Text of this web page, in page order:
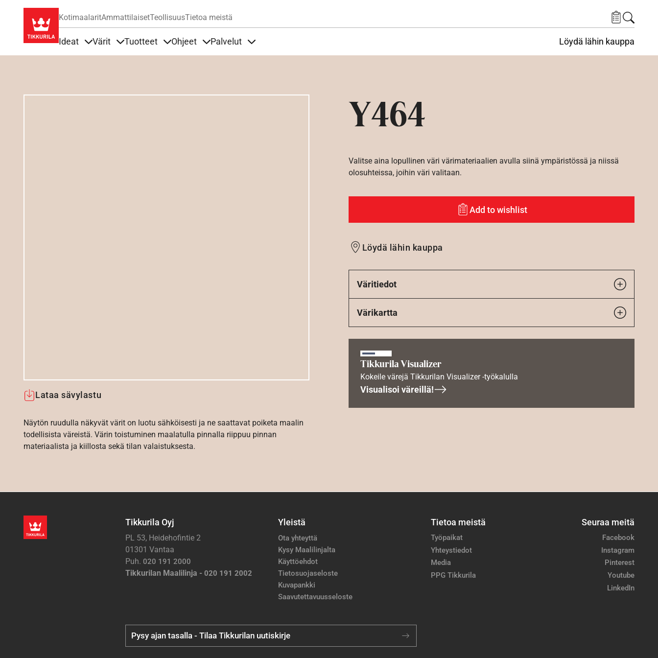
KotimaalaritAmmattilaisetTeollisuusTietoa meistä
Ideat Värit Tuotteet Ohjeet Palvelut Löydä lähin kauppa
Y464
Lataa sävylastu
Näytön ruudulla näkyvät värit on luotu sähköisesti ja ne saattavat poiketa maalin
todellisista väreistä. Värin toistuminen maalatulla pinnalla riippuu pinnan
materiaalista ja kiillosta sekä tilan valaistuksesta.
Valitse aina lopullinen väri värimateriaalien avulla siinä ympäristössä ja niissä
olosuhteissa, joihin väri valitaan.
Add to wishlist
Löydä lähin kauppa
Väritiedot
Värikartta
Tikkurila Visualizer
Kokeile värejä Tikkurilan Visualizer -työkalulla
Visualisoi väreillä!
Tikkurila Oyj
PL 53, Heidehofintie 2
01301 Vantaa
Puh. 020 191 2000
Tikkurilan Maalilinja - 020 191 2002
Yleistä
Ota yhteyttä
Kysy Maalilinjalta
Käyttöehdot
Tietosuojaseloste
Kuvapankki
Saavutettavuusseloste
Tietoa meistä
Työpaikat
Yhteystiedot
Media
PPG Tikkurila
Seuraa meitä
Facebook
Instagram
Pinterest
Youtube
LinkedIn
Pysy ajan tasalla - Tilaa Tikkurilan uutiskirje